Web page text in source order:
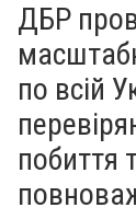
29 липня
ДБР
по всій
побиття